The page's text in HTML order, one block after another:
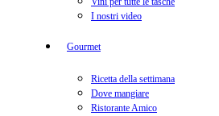
I nostri video
Gourmet
Ricetta della settimana
Dove mangiare
Ristorante Amico